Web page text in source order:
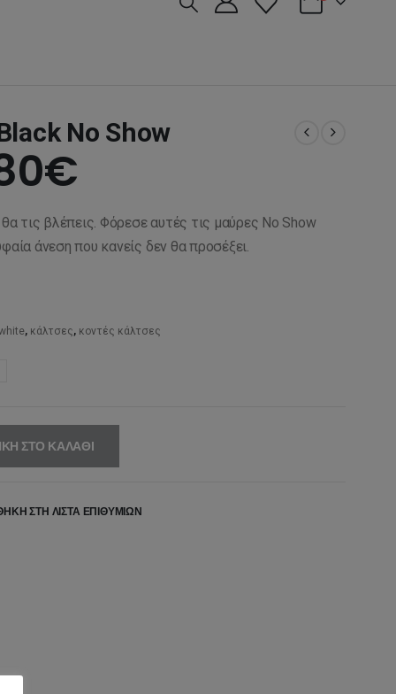
No Show
€
τρέχουσα
τιμή
12,80€.
τις βλέπεις. Φόρεσε αυτές τις μαύρες No Show
άνεση που κανείς δεν θα προσέξει.
, κάλτσες, κοντές κάλτσες
ΣΤΟ ΚΑΛΆΘΙ
ΣΤΗ ΛΊΣΤΑ ΕΠΙΘΥΜΙΏΝ